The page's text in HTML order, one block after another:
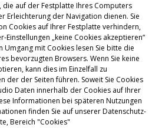
Manger Audio LP
die auf der Festplatte Ihres Computers
Erleichterung der Navigation dienen. Sie
Cookies auf Ihrer Festplatte verhindern,
Einstellungen „keine Cookies akzeptieren“
Umgang mit Cookies lesen Sie bitte die
bevorzugten Browsers. Wenn Sie keine
kann dies im Einzelfall zu
der der Seiten führen. Soweit Sie Cookies
Daten innerhalb der Cookies auf Ihrer
Informationen bei späteren Nutzungen
finden Sie auf unserer Datenschutz-
Bereich "Cookies"